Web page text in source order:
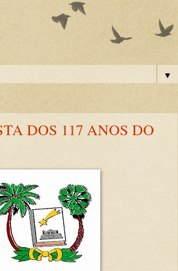
▼
DOS 117 ANOS DO